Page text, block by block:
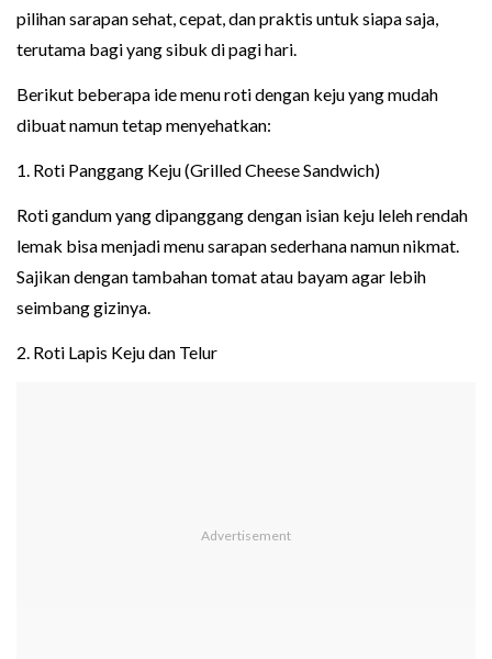
pilihan sarapan sehat, cepat, dan praktis untuk siapa saja,
terutama bagi yang sibuk di pagi hari.
Berikut beberapa ide menu roti dengan keju yang mudah
dibuat namun tetap menyehatkan:
1. Roti Panggang Keju (Grilled Cheese Sandwich)
Roti gandum yang dipanggang dengan isian keju leleh rendah
lemak bisa menjadi menu sarapan sederhana namun nikmat.
Sajikan dengan tambahan tomat atau bayam agar lebih
seimbang gizinya.
2. Roti Lapis Keju dan Telur